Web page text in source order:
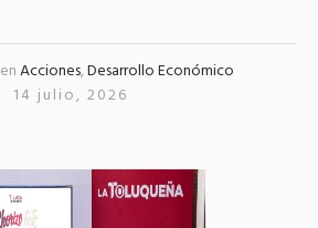
enAcciones,Desarrollo Económico
14 julio, 2026